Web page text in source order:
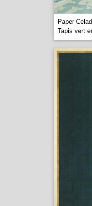
Paper
Tapis vert